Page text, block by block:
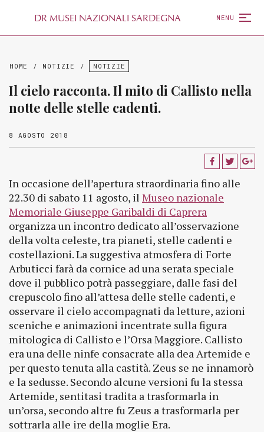
DR MUSEI NAZIONALI SARDEGNA MENU
HOME / NOTIZIE / NOTIZIE
Il cielo racconta. Il mito di Callisto nella
notte delle stelle cadenti.
8 AGOSTO 2018
In occasione dell’apertura straordinaria fino alle
22.30 di sabato 11 agosto, il Museo nazionale
Memoriale Giuseppe Garibaldi di Caprera
organizza un incontro dedicato all’osservazione
della volta celeste, tra pianeti, stelle cadenti e
costellazioni. La suggestiva atmosfera di Forte
Arbuticci farà da cornice ad una serata speciale
dove il pubblico potrà passeggiare, dalle fasi del
crepuscolo fino all’attesa delle stelle cadenti, e
osservare il cielo accompagnati da letture, azioni
sceniche e animazioni incentrate sulla figura
mitologica di Callisto e l’Orsa Maggiore. Callisto
era una delle ninfe consacrate alla dea Artemide e
per questo tenuta alla castità. Zeus se ne innamorò
e la sedusse. Secondo alcune versioni fu la stessa
Artemide, sentitasi tradita a trasformarla in
un’orsa, secondo altre fu Zeus a trasformarla per
sottrarla alle ire della moglie Era.